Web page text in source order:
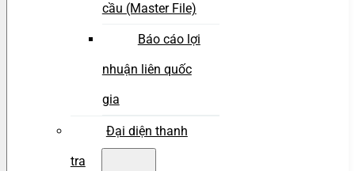
cầu (Master File)
Báo cáo lợi
nhuận liên quốc
gia
Đại diện thanh
tra